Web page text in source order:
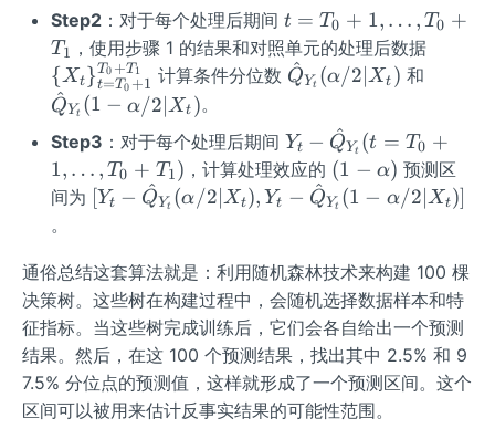
0
+
T
_
1
{n
+
1,
t},
Z_
{1
t},
\ld
ots,
{p
t})'
\l
d
o
t
s,
T
_
0
T
_
1
a/
2
lp
h
a/
2
\}
_
{t
1}
^
{T
\}
_
{t
1}
^
{T
_
Step2：对于每个处理后期间 t
=
T
+
1,
\l
t
s,
T
_
0
+
T
t = T0 + 1, … , T0 +
T1 ，使用步骤 1 的结果和对照单元的处理后数据
_
{t
=
+
1}
^
{T
_0
{Xt}t=T0 +1
T0 +T1 计算条件分位数 \ha
_{Y
_t}
(\al
X_
t)
Q
^Yt (α/2∣Xt ) 和
_{Y
_t}
(1 -
a/2|
X_
t)
Q
^Yt (1 − α/2∣Xt )。
Step3 ：对于每个处理后期间 Y_t
- \h
at
{Q}
_t}
(t =
T_0
+ 1,
\ld
ots ,
T_0
Yt − Q
^Yt (t = T0 +
1, … , T0 + T1) ，计算处理效应的 (1
-
h
a)
(1 − α) 预测区
间为 [Y_
t
{Q}
_{Y
_t}
(\al
ph
a/2|
[Yt − Q
^Yt (α/2∣ Xt), Yt − Q
^Yt (1 − α/2∣ Xt)]
。
通俗总结这套算法就是：利用随机森林技术来构建 100 棵
决策树。这些树在构建过程中，会随机选择数据样本和特
征指标。当这些树完成训练后，它们会各自给出一个预测
结果。然后，在这 100 个预测结果，找出其中 2.5% 和 9
7.5% 分位点的预测值，这样就形成了一个预测区间。这个
区间可以被用来估计反事实结果的可能性范围。